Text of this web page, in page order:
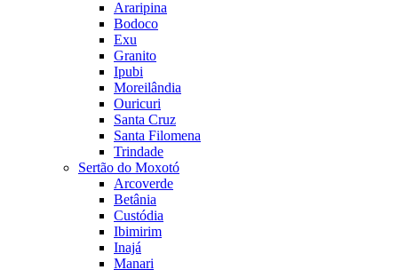
Araripina
Bodoco
Exu
Granito
Ipubi
Moreilândia
Ouricuri
Santa Cruz
Santa Filomena
Trindade
Sertão do Moxotó
Arcoverde
Betânia
Custódia
Ibimirim
Inajá
Manari